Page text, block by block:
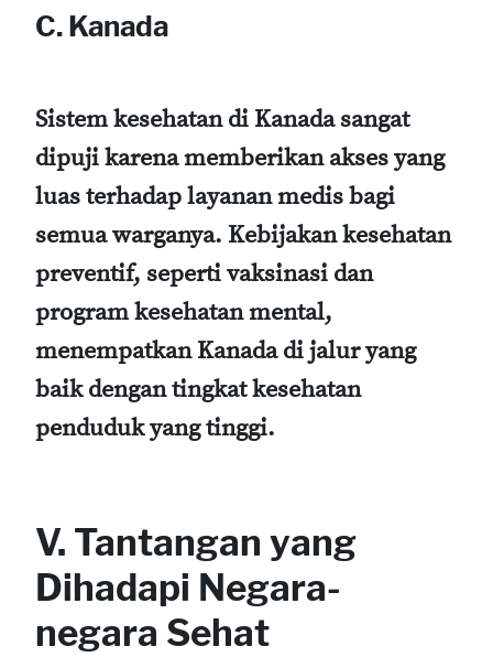
C. Kanada
Sistem kesehatan di Kanada sangat
dipuji karena memberikan akses yang
luas terhadap layanan medis bagi
semua warganya. Kebijakan kesehatan
preventif, seperti vaksinasi dan
program kesehatan mental,
menempatkan Kanada di jalur yang
baik dengan tingkat kesehatan
penduduk yang tinggi.
V. Tantangan yang
Dihadapi Negara-
negara Sehat